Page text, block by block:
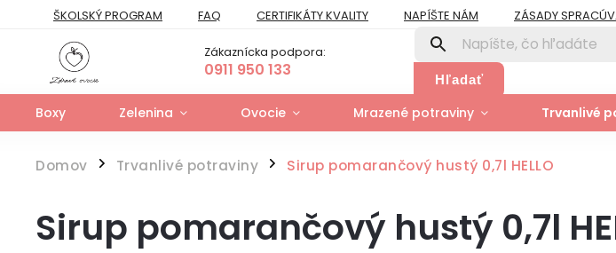
ŠKOLSKÝ PROGRAM FAQ CERTIFIKÁTY KVALITY NAPÍŠTE NÁM ZÁSADY
PREPRAVNÝ PORIADOK
PRE FIRMY A ORGANIZÁCIE
FORMULÁR NA UPLATNENIE PRÁV ZO ZODPOVEDNOSTI ZA VADY
MOJA OBJEDNÁVKA
Zákaznícka podpora:
0911 950 133 Hľadať
Boxy Zelenina Ovocie Mrazené potraviny Trvanlivé
Domov / Trvanlivé potraviny / Sirup pomarančový hustý 0,7l HELLO
Sirup pomarančový hustý 0,7l